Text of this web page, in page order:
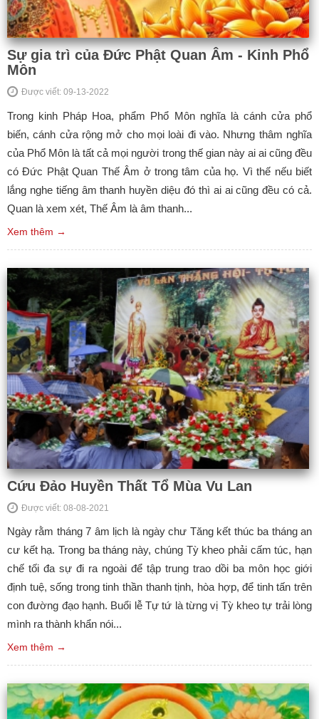
Sự gia trì của Đức Phật Quan Âm - Kinh Phổ
Môn
Được viết: 09-13-2022
Trong kinh Pháp Hoa, phẩm Phổ Môn nghĩa là cánh cửa phổ
biến, cánh cửa rộng mở cho mọi loài đi vào. Nhưng thâm nghĩa
của Phổ Môn là tất cả mọi người trong thế gian này ai ai cũng đều
có Đức Phật Quan Thế Âm ở trong tâm của họ. Vì thế nếu biết
lắng nghe tiếng âm thanh huyền diệu đó thì ai ai cũng đều có cả.
Quan là xem xét, Thế Âm là âm thanh...
Xem thêm →
Cứu Đảo Huyền Thất Tổ Mùa Vu Lan
Được viết: 08-08-2021
Ngày rằm tháng 7 âm lịch là ngày chư Tăng kết thúc ba tháng an
cư kết hạ. Trong ba tháng này, chúng Tỳ kheo phải cấm túc, hạn
chế tối đa sự đi ra ngoài để tập trung trao dồi ba môn học giới
định tuệ, sống trong tinh thần thanh tịnh, hòa hợp, để tinh tấn trên
con đường đạo hạnh. Buổi lễ Tự tứ là từng vị Tỳ kheo tự trải lòng
mình ra thành khẩn nói...
Xem thêm →